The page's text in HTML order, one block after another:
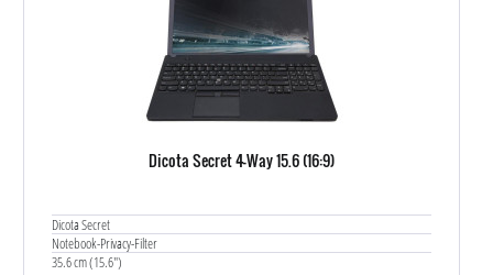
Dicota Secret 4-Way 15.6 (16:9)
Dicota Secret
Notebook-Privacy-Filter
35.6 cm (15.6")